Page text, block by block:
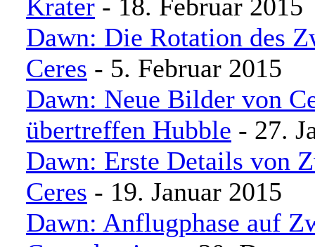
Krater - 18. Februar 2015
Dawn: Die Rotation des
Ceres - 5. Februar 2015
Dawn: Neue Bilder von
übertreffen Hubble - 27.
Dawn: Erste Details von
Ceres - 19. Januar 2015
Dawn: Anflugphase auf